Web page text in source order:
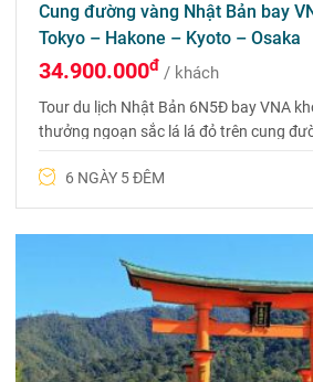
Cung đường vàng Nhật Bản bay
Tokyo – Hakone – Kyoto – Osaka
34.900.000đ / khách
Tour du lịch Nhật Bản 6N5Đ bay VNA
thưởng ngoạn sắc lá lá đỏ trên cung
6 NGÀY 5 ĐÊM